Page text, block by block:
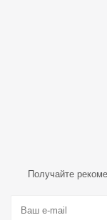
Получайте